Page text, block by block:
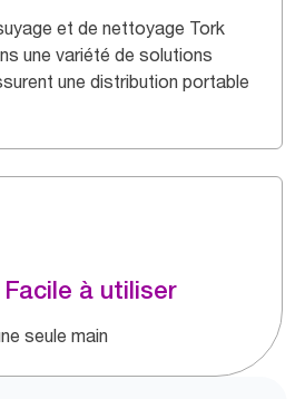
et de nettoyage Tork
une variété de solutions
une distribution portable
à utiliser
seule main